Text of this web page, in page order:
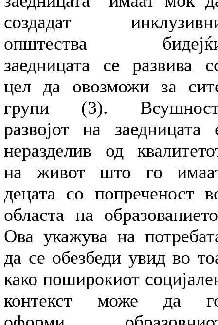
создадат
општества
заедницата се развива
цел да овозможи за
групи (3).
развојот на заедницата
неразделив од
на живот што го
децата со попреченост
областа на
Ова укажува на
да се обезбеди увид во
како поширокиот
контекст може да